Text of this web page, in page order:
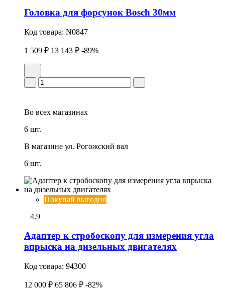
Головка для форсунок Bosch 30мм
Код товара: N0847
1 509 ₽ 13 143 ₽ -89%
Во всех магазинах
6 шт.
В магазине ул. Рогожский вал
6 шт.
Покупай выгодно
4.9
Адаптер к стробоскопу для измерения угла
впрыска на дизельных двигателях
Код товара: 94300
12 000 ₽ 65 806 ₽ -82%